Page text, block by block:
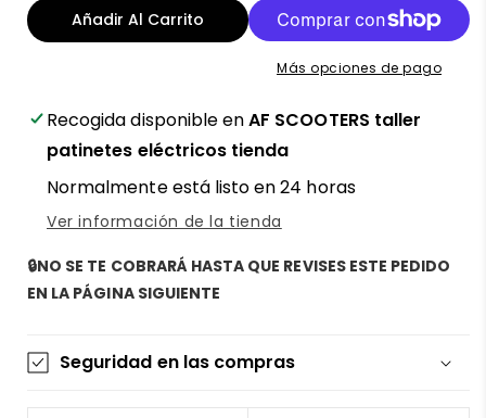
Añadir Al Carrito
Más opciones de pago
Recogida disponible enAF SCOOTERS taller
patinetes eléctricos tienda
Normalmente está listo en 24 horas
Ver información de la tienda
🔒NO SE TE COBRARÁ HASTA QUE REVISES ESTE PEDIDO
EN LA PÁGINA SIGUIENTE
Seguridad en las compras
La información de las tarjetas se mantiene